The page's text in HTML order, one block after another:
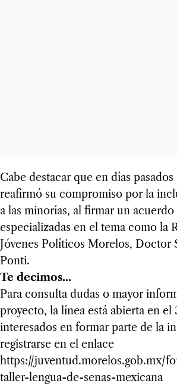
Cabe destacar que en días
reafirmó su compromiso por la
a las minorías, al firmar un
especializadas en el tema como la
Jóvenes Políticos Morelos, Doctor
Ponti.
Te decimos...
Para consulta dudas o mayor
proyecto, la línea está abierta en el
interesados en formar parte de la
registrarse en el enlace
https://juventud.morelos.gob.mx/
taller-lengua-de-senas-mexicana